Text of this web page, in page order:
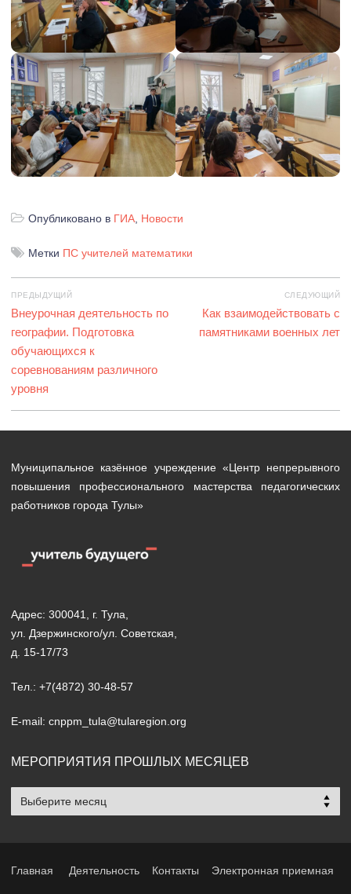
Опубликовано в ГИА Новости
Метки ПС учителей математики
Навигация
по
записям
ПРЕДЫДУЩИЙ
Предыдущая
запись:
Внеурочная деятельность по
географии. Подготовка
обучающихся к
соревнованиям различного
уровня
СЛЕДУЮЩИЙ
Следующая
запись:
Как взаимодействовать с
памятниками военных лет
Муниципальное казённое учреждение «Центр непрерывного
повышения профессионального мастерства педагогических
работников города Тулы»
Адрес: 300041, г. Тула,
ул. Дзержинского/ул. Советская,
д. 15-17/73
Тел.: +7(4872) 30-48-57
E-mail: cnppm_tula@tularegion.org
МЕРОПРИЯТИЯ ПРОШЛЫХ МЕСЯЦЕВ
Мероприятия
прошлых
Главная Деятельность Контакты Электронная приемная